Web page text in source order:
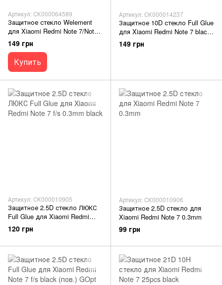
Артикул: СК000064589
Защитное стекло Welement
для Xiaomi Redmi Note 7/Note
7Pro black SP
149 грн
Купить
Артикул: СК000014237
Защитное 10D стекло Full Glue
для Xiaomi Redmi Note 7 black
SP
149 грн
Артикул: СК000010905
Защитное 2.5D стекло ЛЮКС
Full Glue для Xiaomi Redmi
Note 7 f/s 0.3mm black
120 грн
Артикул: СК000010906
Защитное 2.5D стекло для
Xiaomi Redmi Note 7 0.3mm
99 грн